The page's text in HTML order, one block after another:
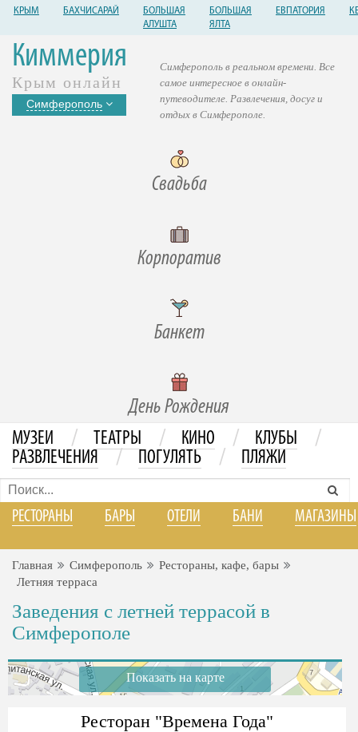
КРЫМ БАХЧИСАРАЙ
БОЛЬШАЯ
АЛУШТА
БОЛЬШАЯ
ЯЛТА
ЕВПАТОРИЯ
Киммерия
Крым онлайн
Симферополь
Свадьба
Корпоратив
Банкет
День Рождения
Симферополь в реальном времени. Все
самое интересное в онлайн-
путеводителе. Развлечения, досуг и
отдых в Симферополе.
МУЗЕИ / ТЕАТРЫ / КИНО / КЛУБЫ /
РАЗВЛЕЧЕНИЯ / ПОГУЛЯТЬ / ПЛЯЖИ
РЕСТОРАНЫ БАРЫ ОТЕЛИ БАНИ МАГАЗИНЫ
Главная Симферополь
Рестораны, кафе, бары
Летняя терраса
Заведения с летней террасой в
Симферополе
Показать на карте
Ресторан "Времена Года"